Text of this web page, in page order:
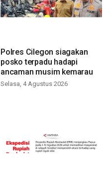
Polres Cilegon siagakan
posko terpadu hadapi
ancaman musim kemarau
Selasa, 4 Agustus 2026